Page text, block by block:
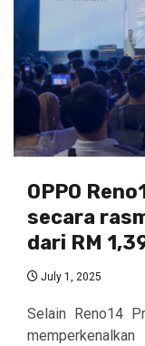
OPPO
secara
dari RM
July 1, 2025
Selain Reno14